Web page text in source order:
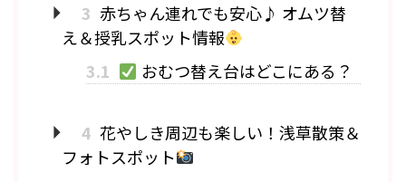
3 赤ちゃん連れでも安心♪ オムツ替
え＆授乳スポット情報
3.1
おむつ替え台はどこにある？
4 花やしき周辺も楽しい！浅草散策＆
フォトスポット